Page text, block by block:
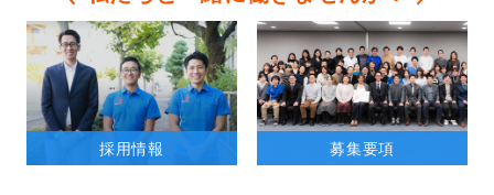
採用情報 募集要項